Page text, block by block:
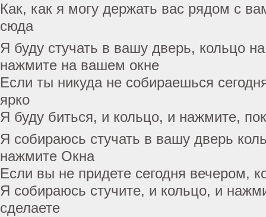
Как, как я могу держать вас рядом с
сюда
Я буду стучать в вашу дверь, кольцо
нажмите на вашем окне
Если ты никуда не собираешься
ярко
Я буду биться, и кольцо, и нажмите,
Я собираюсь стучать в вашу дверь
нажмите Окна
Если вы не придете сегодня вечером,
Я собираюсь стучите, и кольцо, и
сделаете